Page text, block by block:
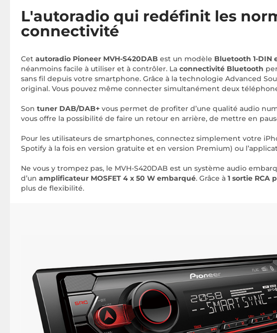
L'autoradio qui redéfinit les
connectivité
Cet autoradio Pioneer MVH-S420DAB est un modèle Bluetooth 1-DIN
néanmoins facile à utiliser et à contrôler. La connectivité Bluetooth
sans fil depuis votre smartphone. Grâce à la technologie Advanced
original. Vous pouvez même connecter simultanément deux
Son tuner DAB/DAB+ vous permet de profiter d’une qualité audio
vous offre la possibilité de faire un retour en arrière, de mettre en
Pour les utilisateurs de smartphones, connectez simplement votre
Spotify à la fois en version gratuite et en version Premium) ou
Ne vous y trompez pas, le MVH-S420DAB est un système audio
d’un amplificateur MOSFET 4 x 50 W embarqué. Grâce à 1 sortie RCA
plus de flexibilité.